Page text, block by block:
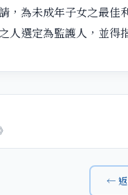
，為未成年子女之最
人選定為監護人，並得
← 返